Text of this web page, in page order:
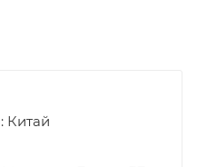
Китай